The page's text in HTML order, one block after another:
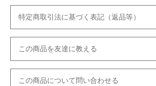
特定商取引法に基づく表記（返品等）
この商品を友達に教える
この商品について問い合わせる